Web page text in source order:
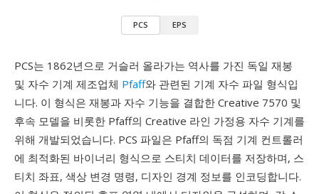
PCS EPS
PCS는 1862년으로 거슬러 올라가는 역사를 가진 독일 재봉
및 자수 기계 제조업체 Pfaff와 관련된 기계 자수 파일 형식입
니다. 이 형식은 재봉과 자수 기능을 결합한 Creative 7570 및
후속 모델을 비롯한 Pfaff의 Creative 라인 가정용 자수 기계를
위해 개발되었습니다. PCS 파일은 Pfaff의 독점 기계 컨트롤러
에 최적화된 바이너리 형식으로 스티치 데이터를 저장하며, 스
티치 좌표, 색상 변경 명령, 디자인 경계 정보를 인코딩합니다.